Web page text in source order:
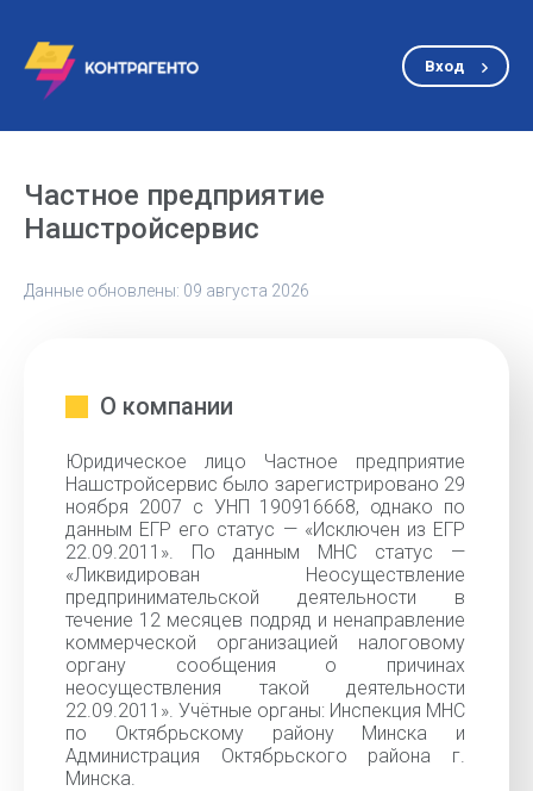
Вход
Частное предприятие
Нашстройсервис
Данные обновлены: 09 августа 2026
О компании
Юридическое лицо Частное предприятие
Нашстройсервис было зарегистрировано 29
ноября 2007 с УНП 190916668, однако по
данным ЕГР его статус — «Исключен из ЕГР
22.09.2011». По данным МНС статус —
«Ликвидирован Неосуществление
предпринимательской деятельности в
течение 12 месяцев подряд и ненаправление
коммерческой организацией налоговому
органу сообщения о причинах
неосуществления такой деятельности
22.09.2011». Учётные органы: Инспекция МНС
по Октябрьскому району Минска и
Администрация Октябрьского района г.
Минска.